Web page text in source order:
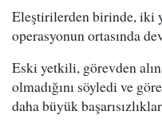
Eleştirilerden birinde, iki
operasyonun ortasında
Eski yetkili, görevden
olmadığını söyledi ve
daha büyük